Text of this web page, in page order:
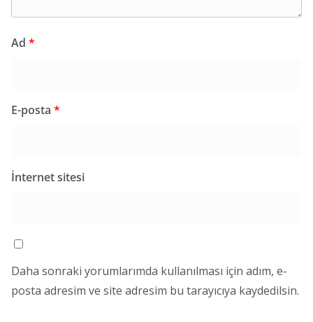
Ad *
E-posta *
İnternet sitesi
Daha sonraki yorumlarımda kullanılması için adım, e-
posta adresim ve site adresim bu tarayıcıya kaydedilsin.